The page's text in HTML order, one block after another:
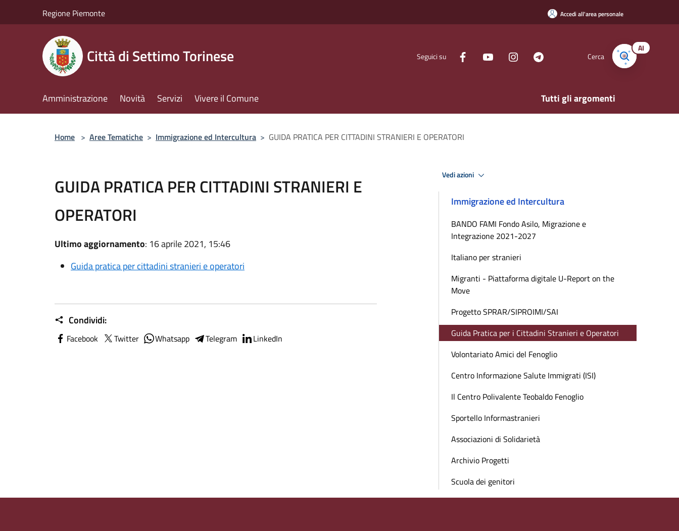
Regione Piemonte Accedi all'area personale
Città di Settimo Torinese Seguici su Cerca
AI
Amministrazione Novità Servizi Vivere il Comune Tutti gli argomenti
Home > Aree Tematiche > Immigrazione ed Intercultura > GUIDA PRATICA PER CITTADINI STRANIERI E OPERATORI
GUIDA PRATICA PER CITTADINI STRANIERI E
OPERATORI
Ultimo aggiornamento: 16 aprile 2021, 15:46
Guida pratica per cittadini stranieri e operatori
Condividi:
Facebook Twitter Whatsapp Telegram LinkedIn
Vedi azioni
Immigrazione ed Intercultura
BANDO FAMI Fondo Asilo, Migrazione e
Integrazione 2021-2027
Italiano per stranieri
Migranti - Piattaforma digitale U-Report on the
Move
Progetto SPRAR/SIPROIMI/SAI
Guida Pratica per i Cittadini Stranieri e Operatori
Volontariato Amici del Fenoglio
Centro Informazione Salute Immigrati (ISI)
Il Centro Polivalente Teobaldo Fenoglio
Sportello Informastranieri
Associazioni di Solidarietà
Archivio Progetti
Scuola dei genitori